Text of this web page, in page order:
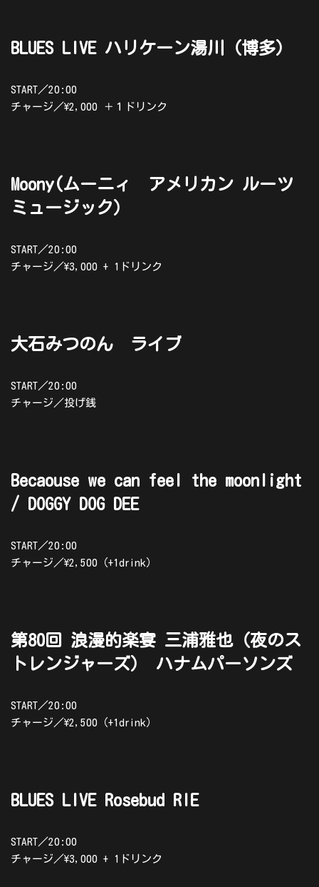
BLUES LIVE ハリケーン湯川（博多）
START／20:00
チャージ／\2,000 ＋１ドリンク
Moony(ムーニィ アメリカン ルーツ
ミュージック）
START／20:00
チャージ／\3,000 + 1ドリンク
大石みつのん ライブ
START／20:00
チャージ／投げ銭
Becaouse we can feel the moonlight
/ DOGGY DOG DEE
START／20:00
チャージ／\2,500（+1drink）
第80回 浪漫的楽宴 三浦雅也（夜のス
トレンジャーズ） ハナムパーソンズ
START／20:00
チャージ／\2,500（+1drink）
BLUES LIVE Rosebud RIE
START／20:00
チャージ／\3,000 + 1ドリンク